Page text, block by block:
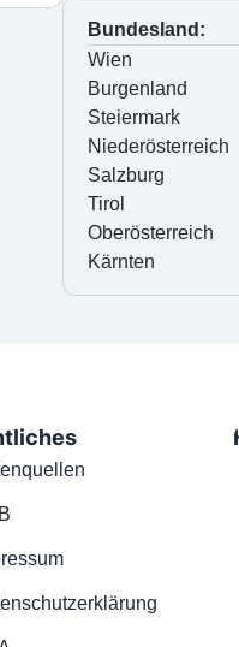
Bundesland:
Wien
Burgenland
Steiermark
Niederösterreich
Salzburg
Tirol
Oberösterreich
Kärnten